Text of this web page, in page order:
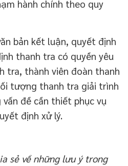
hành chính theo quy
bản kết luận, quyết định
thanh tra có quyền yêu
tra, thành viên đoàn thanh
tượng thanh tra giải trình
đề cần thiết phục vụ
định xử lý.
sẻ về những lưu ý trong